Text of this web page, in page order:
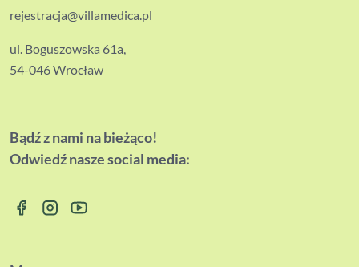
rejestracja@villamedica.pl
ul. Boguszowska 61a,
54-046 Wrocław
Bądź z nami na bieżąco!
Odwiedź nasze social media: